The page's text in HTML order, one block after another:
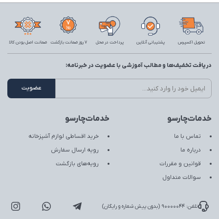
تحویل اکسپرس پشتیبانی آنلاین پرداخت در محل 7 روز ضمانت بازگشت ضمانت اصل بودن کالا
خدمات‌چارسو
تماس با ما
درباره ما
قوانین و مقررات
سوالات متداول
خدمات‌چارسو
خرید اقساطی لوازم آشپزخانه
رویه ارسال سفارش
رویه‌های بازگشت
دریافت تخفیف‌ها و مطالب آموزشی با عضویت در خبرنامه:
تلفن: 90000044 (بدون پیش شماره و رایگان)